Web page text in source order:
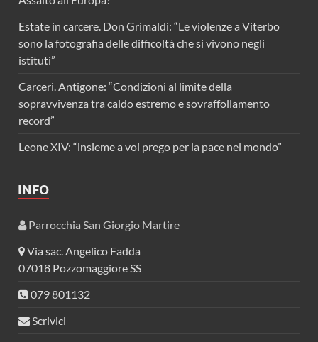
Estate in carcere. Don Grimaldi: “Le violenze a Viterbo
sono la fotografia delle difficoltà che si vivono negli
istituti”
Carceri. Antigone: “Condizioni al limite della
sopravvivenza tra caldo estremo e sovraffollamento
record”
Leone XIV: “insieme a voi prego per la pace nel mondo”
INFO
Parrocchia San Giorgio Martire
Via sac. Angelico Fadda
07018 Pozzomaggiore SS
079 801132
Scrivici